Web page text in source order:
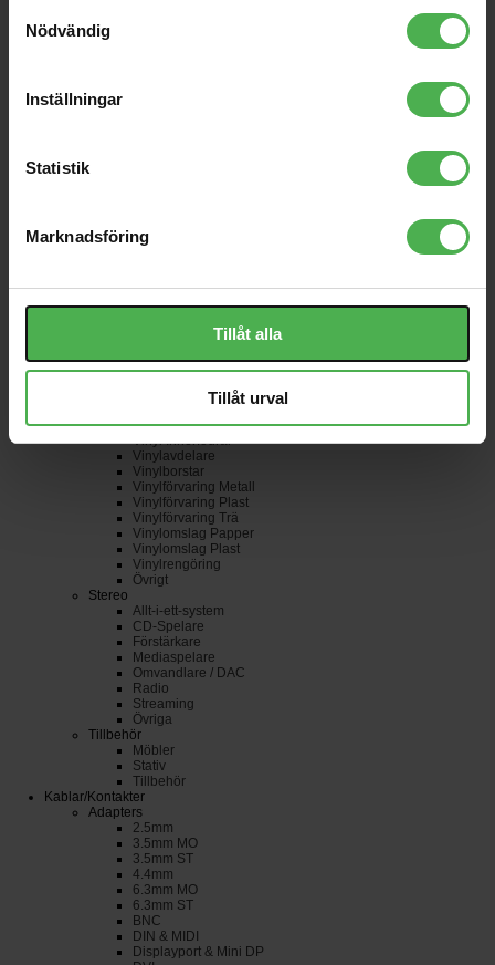
Nödvändig
Inställningar
Statistik
Marknadsföring
Tillåt alla
Tillåt urval
Adapters/Stabilisatorer
Nålar
Övrigt
CD-Förvaring
Tillbehör
Vinyl Innerfodral
Vinylavdelare
Vinylborstar
Vinylförvaring Metall
Vinylförvaring Plast
Vinylförvaring Trä
Vinylomslag Papper
Vinylomslag Plast
Vinylrengöring
Övrigt
Stereo
Allt-i-ett-system
CD-Spelare
Förstärkare
Mediaspelare
Omvandlare / DAC
Radio
Streaming
Övriga
Tillbehör
Möbler
Stativ
Tillbehör
Kablar/Kontakter
Adapters
2.5mm
3.5mm MO
3.5mm ST
4.4mm
6.3mm MO
6.3mm ST
BNC
DIN & MIDI
Displayport & Mini DP